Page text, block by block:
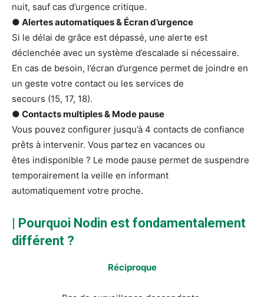
nuit, sauf cas d’urgence critique.
● Alertes automatiques & Écran d’urgence
Si le délai de grâce est dépassé, une alerte est
déclenchée avec un système d’escalade si nécessaire.
En cas de besoin, l’écran d’urgence permet de joindre en
un geste votre contact ou les services de
secours (15, 17, 18).
● Contacts multiples & Mode pause
Vous pouvez configurer jusqu’à 4 contacts de confiance
prêts à intervenir. Vous partez en vacances ou
êtes indisponible ? Le mode pause permet de suspendre
temporairement la veille en informant
automatiquement votre proche.
| Pourquoi Nodin est fondamentalement
différent ?
Réciproque